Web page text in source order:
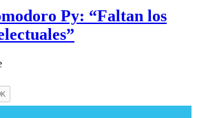
Py: “Faltan los